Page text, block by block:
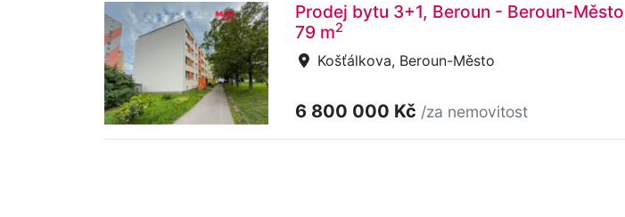
Prodej bytu 3+1, Beroun - Beroun-
79 m2
Košťálkova, Beroun-Město
6 800 000 Kč /za nemovitost